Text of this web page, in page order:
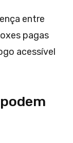
entre
pagas
acessível